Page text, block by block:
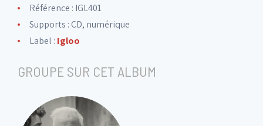
11. Flore I
Référence : IGL401
Supports : CD, numérique
Label : Igloo
GROUPE SUR CET ALBUM